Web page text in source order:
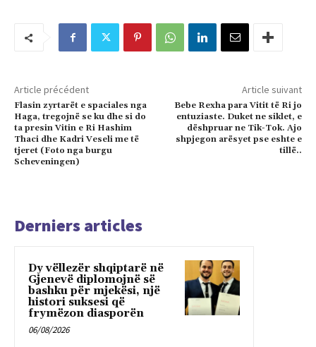
Article précédent
Flasin zyrtarët e spaciales nga
Haga, tregojnë se ku dhe si do
ta presin Vitin e Ri Hashim
Thaci dhe Kadri Veseli me të
tjeret (Foto nga burgu
Scheveningen)
Article suivant
Bebe Rexha para Vitit të Ri jo
entuziaste. Duket ne siklet, e
dëshpruar ne Tik-Tok. Ajo
shpjegon arësyet pse eshte e
tillë..
Derniers articles
Dy vëllezër shqiptarë në
Gjenevë diplomojnë së
bashku për mjekësi, një
histori suksesi që
frymëzon diasporën
06/08/2026